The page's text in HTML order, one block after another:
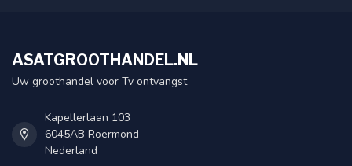
ASATGROOTHANDEL.NL
Uw groothandel voor Tv ontvangst
Kapellerlaan 103
6045AB Roermond
Nederland